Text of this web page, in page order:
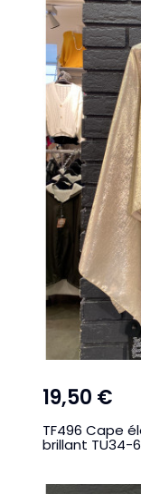
19,50 €
TF496 Cape
brillant TU34-